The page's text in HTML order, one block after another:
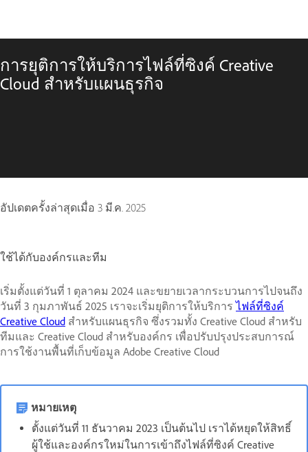
การยุติการให้บริการไฟล์ที่ซิงค์ Creative
Cloud สำหรับแผนธุรกิจ
อัปเดตครั้งล่าสุดเมื่อ 3 มี.ค. 2025
ใช้ได้กับองค์กรและทีม
เริ่มตั้งแต่วันที่ 1 ตุลาคม 2024 และขยายเวลากระบวนการไปจนถึง
วันที่ 3 กุมภาพันธ์ 2025 เราจะเริ่มยุติการให้บริการไฟล์ที่ซิงค์
Creative Cloud สำหรับแผนธุรกิจ ซึ่งรวมทั้ง Creative Cloud สำหรับ
ทีมและ Creative Cloud สำหรับองค์กร เพื่อปรับปรุงประสบการณ์
การใช้งานพื้นที่เก็บข้อมูล Adobe Creative Cloud
หมายเหตุ
ตั้งแต่วันที่ 11 ธันวาคม 2023 เป็นต้นไป เราได้หยุดให้สิทธิ์
ผู้ใช้และองค์กรใหม่ในการเข้าถึงไฟล์ที่ซิงค์ Creative